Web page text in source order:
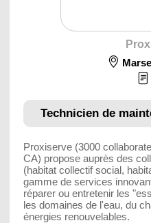
Technicien de
Proxiserve (3000
CA) propose auprès des
(habitat collectif social,
gamme de services
réparer ou entretenir les
les domaines de l'eau, du
énergies renouvelables.